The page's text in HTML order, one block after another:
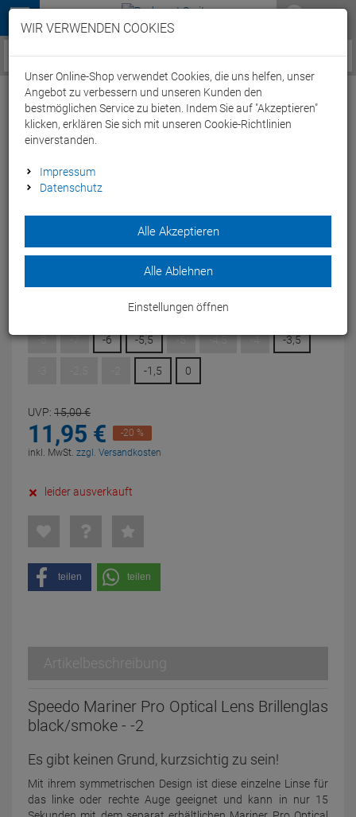
Menü
Service / Hilfe
Speedo Mariner Pro Optical Lens Brillenglas
black/smoke - -2
Bauen Sie sich mit der Mariner Pro Optical Goggle Lens eine
individuelle Schwimmbrille mit Sehstärke.
-8
-7 -6 -5,5 -5 -4,5 -4 -3,5
-1,5 0
UVP: 15,00€
11,95 €
-20 %
inkl. MwSt. zzgl. Versandkosten
leider ausverkauft
teilen teilen
Artikelbeschreibung
Speedo Mariner Pro Optical Lens Brillenglas
black/smoke - -2
Es gibt keinen Grund, kurzsichtig zu sein!
Mit ihrem symmetrischen Design ist diese einzelne Linse für
das linke oder rechte Auge geeignet und kann in nur 15
WIR VERWENDEN COOKIES
Unser Online-Shop verwendet Cookies, die uns helfen, unser
Angebot zu verbessern und unseren Kunden den
bestmöglichen Service zu bieten. Indem Sie auf "Akzeptieren"
klicken, erklären Sie sich mit unseren Cookie-Richtlinien
einverstanden.
Impressum
Datenschutz
Alle Akzeptieren
Alle Ablehnen
Einstellungen öffnen